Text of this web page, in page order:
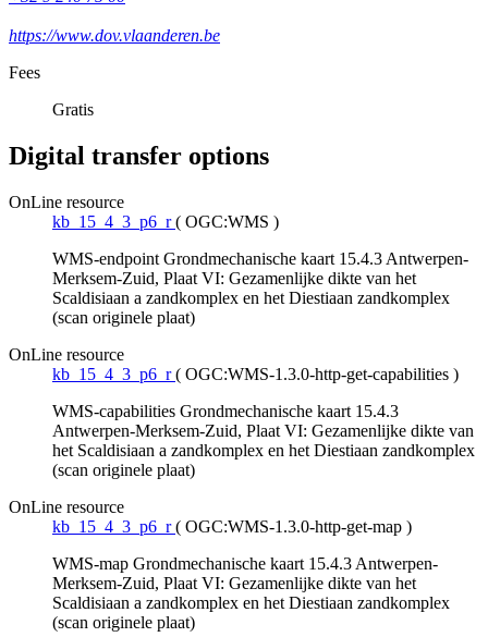
https://www.dov.vlaanderen.be
Fees
Gratis
Digital transfer options
OnLine resource
kb_15_4_3_p6_r ( OGC:WMS )
WMS-endpoint Grondmechanische kaart 15.4.3 Antwerpen-
Merksem-Zuid, Plaat VI: Gezamenlijke dikte van het
Scaldisiaan a zandkomplex en het Diestiaan zandkomplex
(scan originele plaat)
OnLine resource
kb_15_4_3_p6_r ( OGC:WMS-1.3.0-http-get-capabilities )
WMS-capabilities Grondmechanische kaart 15.4.3
Antwerpen-Merksem-Zuid, Plaat VI: Gezamenlijke dikte van
het Scaldisiaan a zandkomplex en het Diestiaan zandkomplex
(scan originele plaat)
OnLine resource
kb_15_4_3_p6_r ( OGC:WMS-1.3.0-http-get-map )
WMS-map Grondmechanische kaart 15.4.3 Antwerpen-
Merksem-Zuid, Plaat VI: Gezamenlijke dikte van het
Scaldisiaan a zandkomplex en het Diestiaan zandkomplex
(scan originele plaat)